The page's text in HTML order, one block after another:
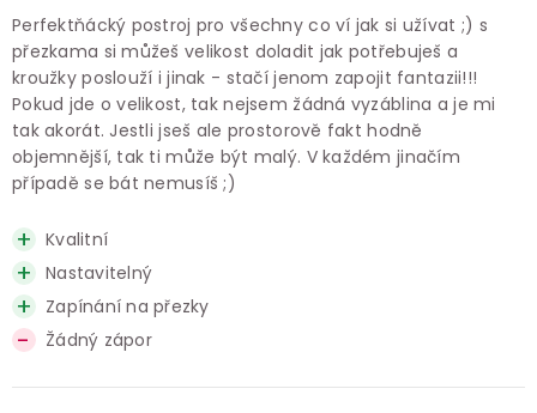
Perfektňácký postroj pro všechny co ví jak si užívat ;) s
přezkama si můžeš velikost doladit jak potřebuješ a
kroužky poslouží i jinak - stačí jenom zapojit fantazii!!!
Pokud jde o velikost, tak nejsem žádná vyzáblina a je mi
tak akorát. Jestli jseš ale prostorově fakt hodně
objemnější, tak ti může být malý. V každém jinačím
případě se bát nemusíš ;)
Kvalitní
Nastavitelný
Zapínání na přezky
Žádný zápor